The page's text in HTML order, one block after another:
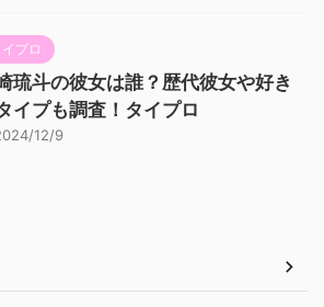
イプロ
琉斗の彼女は誰？歴代彼女や好き
イプも調査！タイプロ
12/9